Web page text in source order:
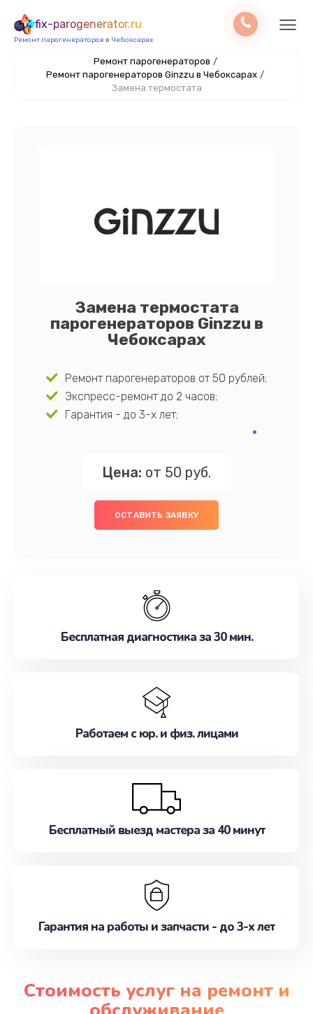
fix-parogenerator.ru
Ремонт парогенераторов в Чебоксарах
Ремонт парогенераторов /
Ремонт парогенераторов Ginzzu в Чебоксарах /
Замена термостата
Замена термостата
парогенераторов Ginzzu в
Чебоксарах
Ремонт парогенераторов от 50 рублей;
Экспресс-ремонт до 2 часов;
Гарантия - до 3-х лет;
Цена: от 50 руб.
ОСТАВИТЬ ЗАЯВКУ
Бесплатная диагностика за 30 мин.
Работаем с юр. и физ. лицами
Бесплатный выезд мастера за 40 минут
Гарантия на работы и запчасти - до 3-х лет
Стоимость услуг на ремонт и